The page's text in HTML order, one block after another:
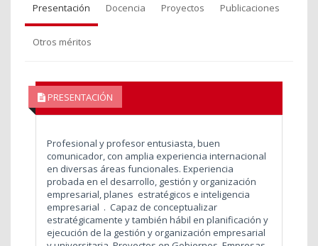
Presentación Docencia Proyectos Publicaciones
Otros méritos
PRESENTACIÓN
Profesional y profesor entusiasta, buen
comunicador, con amplia experiencia internacional
en diversas áreas funcionales. Experiencia
probada en el desarrollo, gestión y organización
empresarial, planes estratégicos e inteligencia
empresarial . Capaz de conceptualizar
estratégicamente y también hábil en planificación y
ejecución de la gestión y organización empresarial